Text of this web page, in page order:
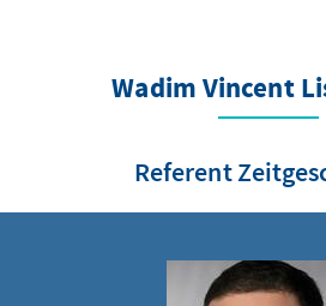
Wadim Vincent
Referent